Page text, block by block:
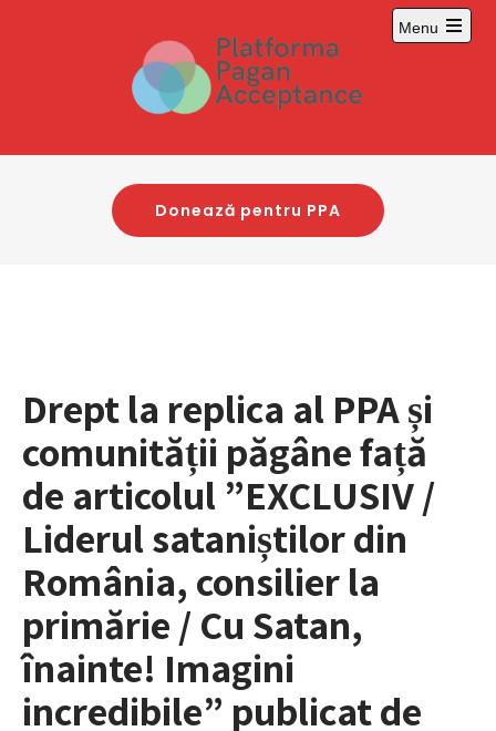
Donează pentru PPA
Menu
Drept la replica al PPA și
comunității păgâne față
de articolul ”EXCLUSIV /
Liderul sataniștilor din
România, consilier la
primărie / Cu Satan,
înainte! Imagini
incredibile” publicat de